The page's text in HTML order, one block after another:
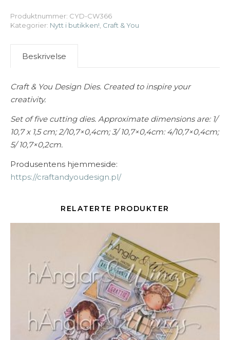
Produktnummer: CYD-CW366
Kategorier: Nytt i butikken!, Craft & You
Beskrivelse
Craft & You Design Dies. Created to inspire your
creativity.
Set of five cutting dies. Approximate dimensions are: 1/
10,7 x 1,5 cm; 2/10,7×0,4cm; 3/ 10,7×0,4cm: 4/10,7×0,4cm;
5/ 10,7×0,2cm.
Produsentens hjemmeside:
https://craftandyoudesign.pl/
RELATERTE PRODUKTER